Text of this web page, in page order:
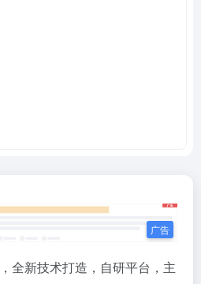
全新技术打造，自研平台，主